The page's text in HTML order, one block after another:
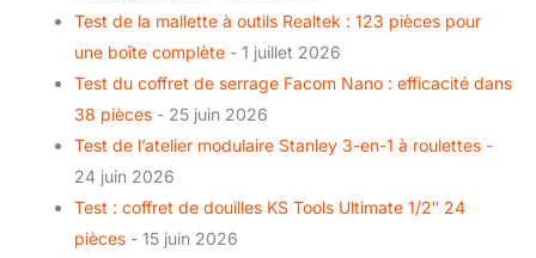
Test de la mallette à outils Realtek : 123 pièces pour
une boîte complète - 1 juillet 2026
Test du coffret de serrage Facom Nano : efficacité dans
38 pièces - 25 juin 2026
Test de l’atelier modulaire Stanley 3-en-1 à roulettes -
24 juin 2026
Test : coffret de douilles KS Tools Ultimate 1/2″ 24
pièces - 15 juin 2026